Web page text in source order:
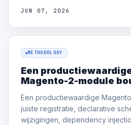
meeste single-storefronts levert
prestaties tegen een fractie van
JUN 07, 2026
METHODOLOGY
Een
Magento-2-module
Een productiewaardige
juiste registratie, declarative
wijzigingen, dependency